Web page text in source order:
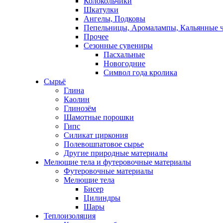
Шкатулки
Ангелы, Подковы
Пепельницы, Аромалампы, Кальянные
Прочее
Сезонные сувениры
Пасхальные
Новогодние
Символ года кролика
Сырьё
Глина
Каолин
Глинозём
Шамотные порошки
Гипс
Силикат циркония
Полевошпатовое сырье
Другие природные материалы
Мелющие тела и футеровочные материалы
Футеровочные материалы
Мелющие тела
Бисер
Цилиндры
Шары
Теплоизоляция